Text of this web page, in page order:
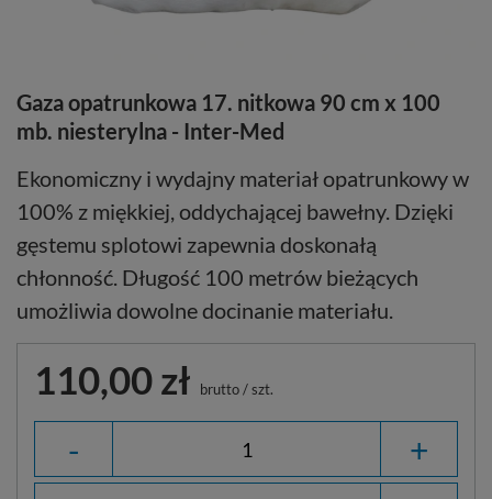
Gaza opatrunkowa 17. nitkowa 90 cm x 100
mb. niesterylna - Inter-Med
Ekonomiczny i wydajny materiał opatrunkowy w
100% z miękkiej, oddychającej bawełny. Dzięki
gęstemu splotowi zapewnia doskonałą
chłonność. Długość 100 metrów bieżących
umożliwia dowolne docinanie materiału.
110,00 zł brutto/szt.
- +